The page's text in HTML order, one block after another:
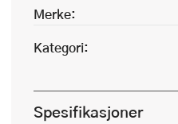
Merke:
Kategori:
Spesifikasjoner